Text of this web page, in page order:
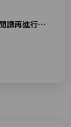
新志工平台登入說明※請先閱讀再進行登入!